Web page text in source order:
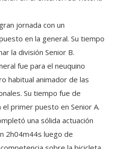
jornada con un
en la general. Su tiempo
la división Senior B.
fue para el neuquino
habitual animador de las
Su tiempo fue de
primer puesto en Senior A.
una sólida actuación
2h04m44s luego de
sobre la bicicleta.